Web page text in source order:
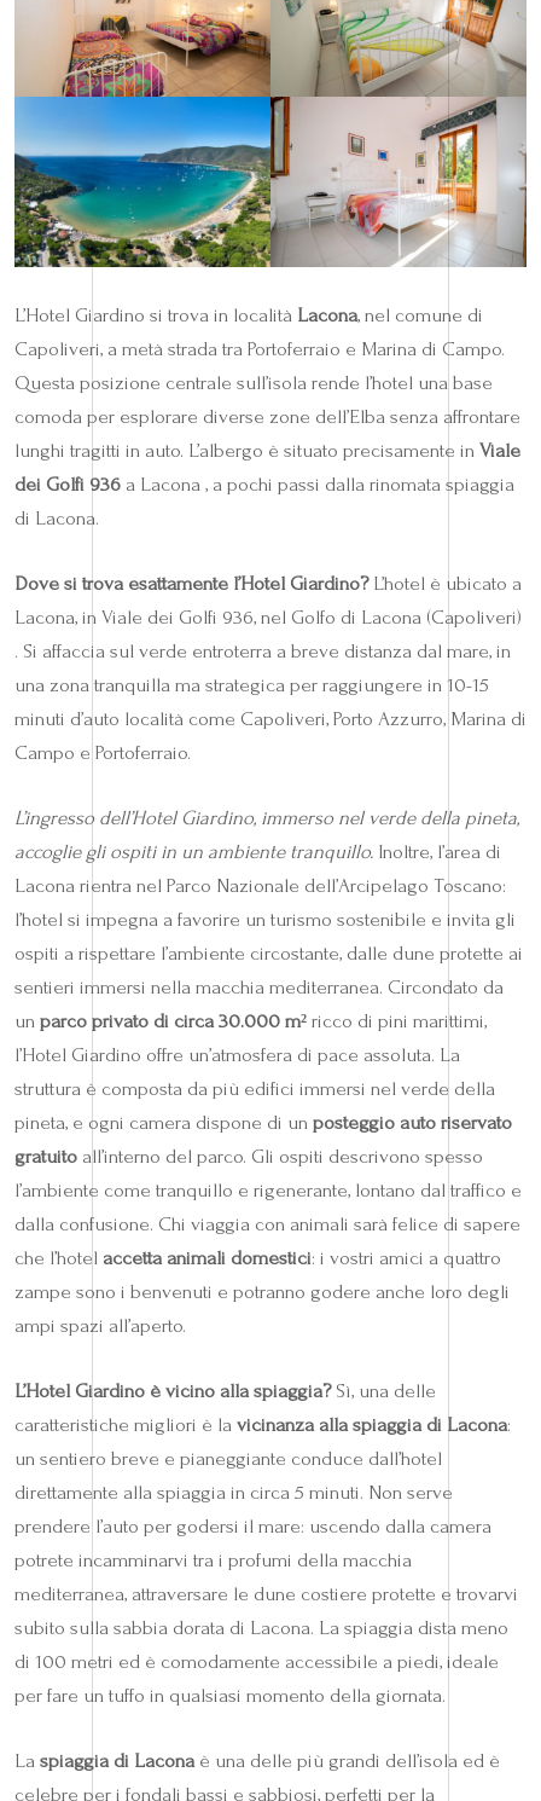
L’Hotel Giardino si trova in località Lacona, nel comune di
Capoliveri, a metà strada tra Portoferraio e Marina di Campo.
Questa posizione centrale sull’isola rende l’hotel una base
comoda per esplorare diverse zone dell’Elba senza affrontare
lunghi tragitti in auto. L’albergo è situato precisamente in Viale
dei Golfi 936 a Lacona , a pochi passi dalla rinomata spiaggia
di Lacona.
Dove si trova esattamente l’Hotel Giardino?L’hotel è ubicato a
Lacona, in Viale dei Golfi 936, nel Golfo di Lacona (Capoliveri)
. Si affaccia sul verde entroterra a breve distanza dal mare, in
una zona tranquilla ma strategica per raggiungere in 10-15
minuti d’auto località come Capoliveri, Porto Azzurro, Marina di
Campo e Portoferraio.
L’ingresso dell’Hotel Giardino, immerso nel verde della pineta,
accoglie gli ospiti in un ambiente tranquillo. Inoltre, l’area di
Lacona rientra nel Parco Nazionale dell’Arcipelago Toscano:
l’hotel si impegna a favorire un turismo sostenibile e invita gli
ospiti a rispettare l’ambiente circostante, dalle dune protette ai
sentieri immersi nella macchia mediterranea. Circondato da
un parco privato di circa 30.000 m² ricco di pini marittimi,
l’Hotel Giardino offre un’atmosfera di pace assoluta. La
struttura è composta da più edifici immersi nel verde della
pineta, e ogni camera dispone di un posteggio auto riservato
gratuito all’interno del parco. Gli ospiti descrivono spesso
l’ambiente come tranquillo e rigenerante, lontano dal traffico e
dalla confusione. Chi viaggia con animali sarà felice di sapere
che l’hotel accetta animali domestici: i vostri amici a quattro
zampe sono i benvenuti e potranno godere anche loro degli
ampi spazi all’aperto.
L’Hotel Giardino è vicino alla spiaggia?Sì, una delle
caratteristiche migliori è la vicinanza alla spiaggia di Lacona:
un sentiero breve e pianeggiante conduce dall’hotel
direttamente alla spiaggia in circa 5 minuti. Non serve
prendere l’auto per godersi il mare: uscendo dalla camera
potrete incamminarvi tra i profumi della macchia
mediterranea, attraversare le dune costiere protette e trovarvi
subito sulla sabbia dorata di Lacona. La spiaggia dista meno
di 100 metri ed è comodamente accessibile a piedi, ideale
per fare un tuffo in qualsiasi momento della giornata.
La spiaggia di Laconaè una delle più grandi dell’isola ed è
celebre per i fondali bassi e sabbiosi, perfetti per la